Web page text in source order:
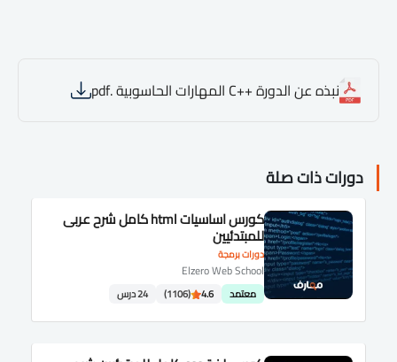
نبذه عن الدورة ++C المهارات الحاسوبية .pdf
دورات ذات صلة
دورات برمجة
كورس اساسيات html كامل شرح عربى
للمبتدئيين
Elzero Web School
معتمد 4.6
(1106) 24 درس